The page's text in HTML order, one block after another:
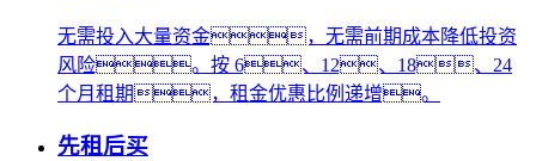
无需投入大量资金，无需前期成本降低投资
风险。按 6、12、18、24
个月租期，租金优惠比例递增。
先租后买